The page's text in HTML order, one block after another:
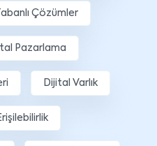
Çözümler
Pazarlama
Dijital Varlık